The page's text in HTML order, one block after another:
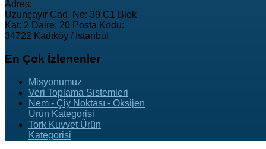
Adres:
Uzunçayır Cad. No: 39 C1 Blok
Kat: 2 Daire: 20 Posta Kodu:
34722 Kadıköy / İstanbul
En Çok İzlenenler
Misyonumuz
Veri Toplama Sistemleri
Nem - Çiy Noktası - Oksijen
Ürün Kategorisi
Tork Kuvvet Ürün
Kategorisi